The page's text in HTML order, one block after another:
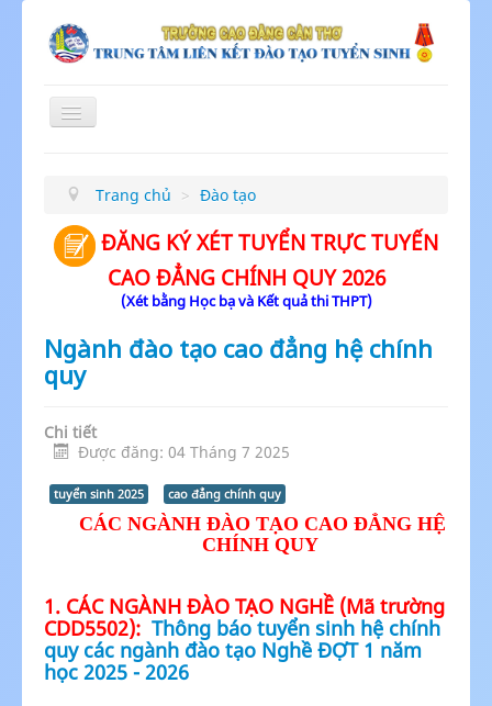
Toggle
Trang chủ > Đào tạo
ĐĂNG KÝ XÉT TUYỂN TRỰC TUYẾN
CAO ĐẲNG CHÍNH QUY 2026
(Xét bằng Học bạ và Kết quả thi THPT)
Ngành đào tạo cao đẳng hệ chính
quy
Chi tiết
Được đăng: 04 Tháng 7 2025
tuyển sinh 2025 cao đẳng chính quy
CÁC NGÀNH ĐÀO TẠO CAO ĐẲNG HỆ
CHÍNH QUY
1. CÁC NGÀNH ĐÀO TẠO NGHỀ (Mã trường
CDD5502): Thông báo tuyển sinh hệ chính
quy các ngành đào tạo Nghề ĐỢT 1 năm
học 2025 - 2026